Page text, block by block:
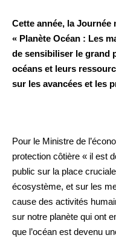
Cette année, la Journée
« Planète Océan : Les
de sensibiliser le grand
océans et leurs
sur les avancées et les
Pour le Ministre de
protection côtière « il est
public sur la place
écosystème, et sur les
cause des activités
sur notre planète qui ont
que l’océan est devenu